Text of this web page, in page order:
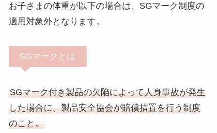
お子さまの体重が以下の場合は、SGマーク制度の
適用対象外となります。
SGマークとは
SGマーク付き製品の欠陥によって人身事故が発生
した場合に、製品安全協会が賠償措置を行う制度
のこと。